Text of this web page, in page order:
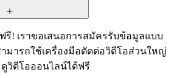
รี! เราขอเสนอการสมัครรับข้อมูลแบบ
มารถใช้เครื่องมือตัดต่อวิดีโอส่วนใหญ่
วิดีโอออนไลน์ได้ฟรี